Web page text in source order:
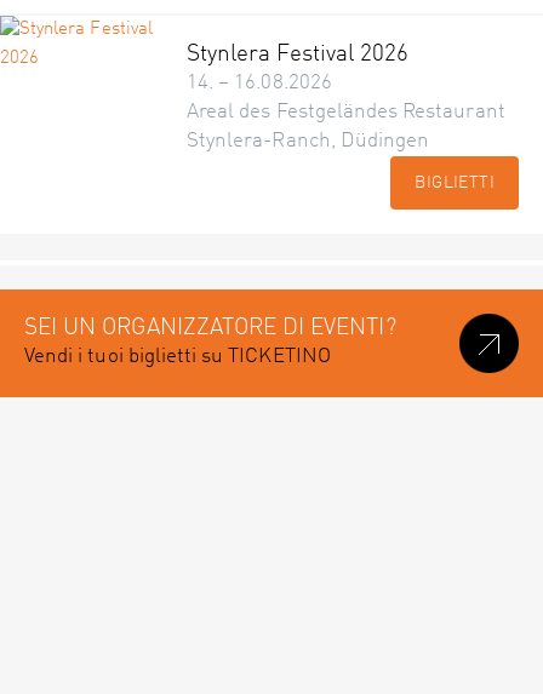
Stynlera Festival 2026
14. – 16.08.2026
Areal des Festgeländes Restaurant
Stynlera-Ranch, Düdingen
BIGLIETTI
SEI UN ORGANIZZATORE DI EVENTI?
Vendi i tuoi biglietti su TICKETINO